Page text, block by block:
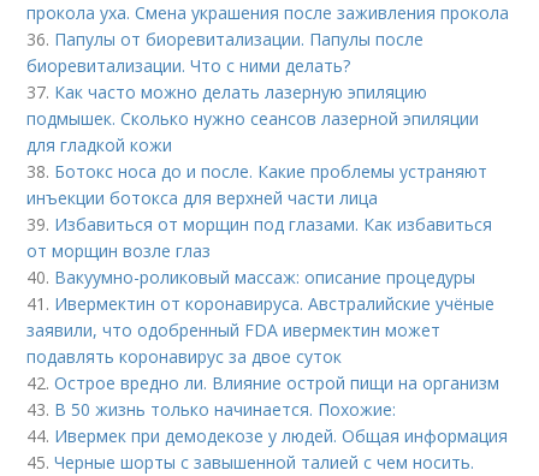
прокола уха. Смена украшения после заживления прокола
36. Папулы от биоревитализации. Папулы после
биоревитализации. Что с ними делать?
37. Как часто можно делать лазерную эпиляцию
подмышек. Сколько нужно сеансов лазерной эпиляции
для гладкой кожи
38. Ботокс носа до и после. Какие проблемы устраняют
инъекции ботокса для верхней части лица
39. Избавиться от морщин под глазами. Как избавиться
от морщин возле глаз
40. Вакуумно-роликовый массаж: описание процедуры
41. Ивермектин от коронавируса. Австралийские учёные
заявили, что одобренный FDA ивермектин может
подавлять коронавирус за двое суток
42.Острое вредно ли. Влияние острой пищи на организм
43. В 50 жизнь только начинается. Похожие:
44. Ивермек при демодекозе у людей. Общая информация
45.Черные шорты с завышенной талией с чем носить.